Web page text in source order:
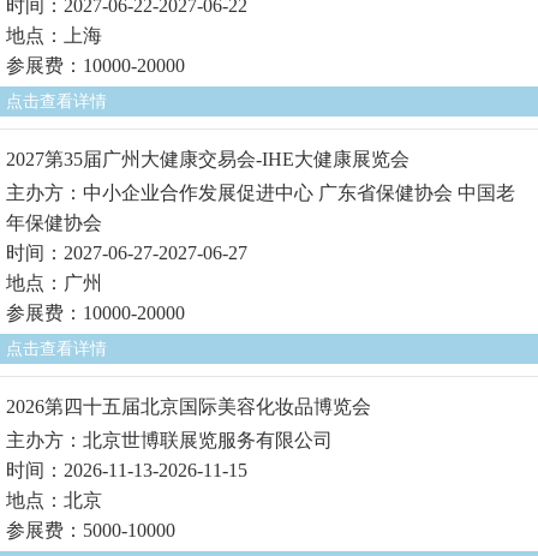
时间：2027-06-22-2027-06-22
地点：上海
参展费：10000-20000
点击查看详情
2027第35届广州大健康交易会-IHE大健康展览会
主办方：中小企业合作发展促进中心 广东省保健协会 中国老
年保健协会
时间：2027-06-27-2027-06-27
地点：广州
参展费：10000-20000
点击查看详情
2026第四十五届北京国际美容化妆品博览会
主办方：北京世博联展览服务有限公司
时间：2026-11-13-2026-11-15
地点：北京
参展费：5000-10000